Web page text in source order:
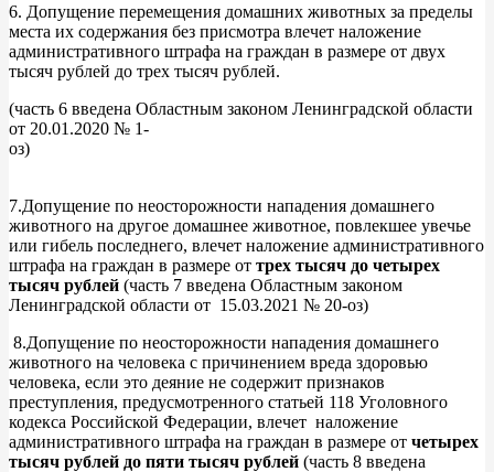
6. Допущение перемещения домашних животных за пределы
места их содержания без присмотра влечет наложение
административного штрафа на граждан в размере от двух
тысяч рублей до трех тысяч рублей.
(часть 6 введена Областным законом Ленинградской области
от 20.01.2020 № 1-
7.Допущение по неосторожности нападения домашнего
животного на другое домашнее животное, повлекшее увечье
или гибель последнего, влечет наложение административного
штрафа на граждан в размере от трех тысяч до четырех
тысяч рублей (часть 7 введена Областным законом
Ленинградской области от 15.03.2021 № 20-оз)
8.Допущение по неосторожности нападения домашнего
животного на человека с причинением вреда здоровью
человека, если это деяние не содержит признаков
преступления, предусмотренного статьей 118 Уголовного
кодекса Российской Федерации, влечет наложение
административного штрафа на граждан в размере от четырех
тысяч рублей до пяти тысяч рублей (часть 8 введена